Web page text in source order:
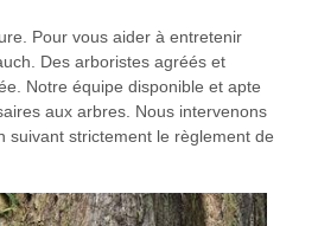
Pour vous aider à entretenir
Des arboristes agréés et
Notre équipe disponible et apte
aux arbres. Nous intervenons
suivant strictement le règlement de